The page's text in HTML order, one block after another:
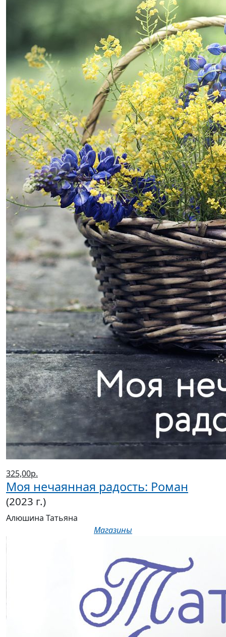
325,00р.
Моя нечаянная радость: Роман
(2023 г.)
Алюшина Татьяна
Магазины